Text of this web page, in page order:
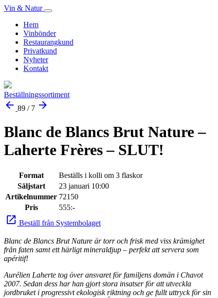
Vin & Natur
Hem
Vinbönder
Restaurangkund
Privatkund
Nyheter
Kontakt
Beställningssortiment
arrow_back 89 / 7 arrow_forward
Blanc de Blancs Brut Nature –
Laherte Frères – SLUT!
Format
Beställs i kolli om 3 flaskor
Säljstart
23 januari 10:00
Artikelnummer 72150
Pris
555:-
launch Beställ från Systembolaget
Blanc de Blancs Brut Nature är torr och frisk med viss krämighet
från faten samt ett härligt mineraldjup – perfekt att servera som
apéritif!
Aurélien Laherte tog över ansvaret för familjens domän i Chavot
2007. Sedan dess har han gjort stora insatser för att utveckla
jordbruket i progressivt ekologisk riktning och ge fullt uttryck för sin